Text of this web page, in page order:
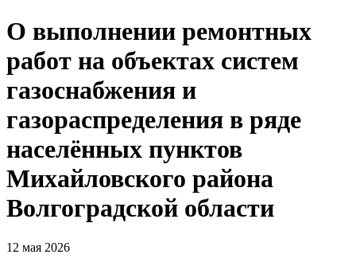
О выполнении ремонтных
работ на объектах систем
газоснабжения и
газораспределения в ряде
населённых пунктов
Михайловского района
Волгоградской области
12 мая 2026